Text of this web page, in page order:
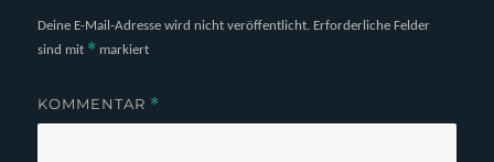
Deine E-Mail-Adresse wird nicht veröffentlicht. Erforderliche Felder
sind mit * markiert
KOMMENTAR *